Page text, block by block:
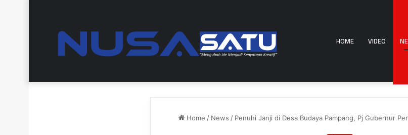
HOME VIDEO
Home / News / Penuhi Janji di Desa Budaya Pampang, Pj Gubernur